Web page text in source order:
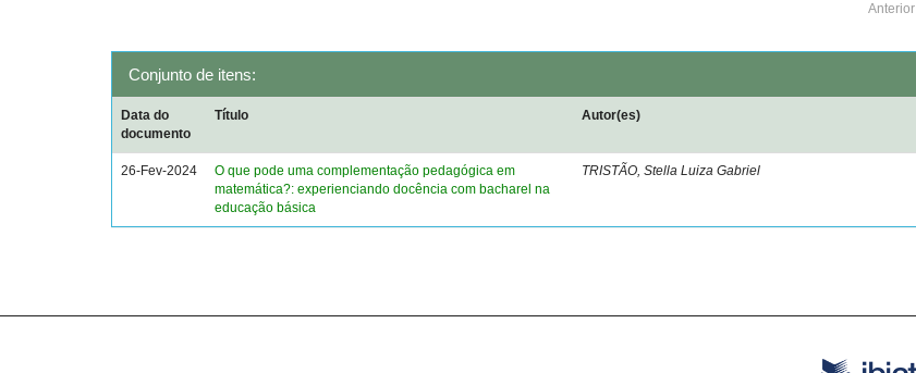
Anterior
Conjunto de itens:
Data do
documento
Título Autor(es)
26-Fev-2024
O que pode uma complementação pedagógica em
matemática?: experienciando docência com bacharel na
educação básica
TRISTÃO, Stella Luiza Gabriel